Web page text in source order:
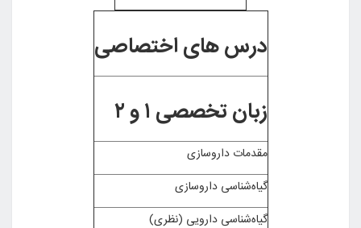
درس های اختصاصی
زبان تخصصی ۱ و ۲
مقدمات داروسازی
گیاه‌شناسی داروسازی
گیاه‌شناسی دارویی (نظری)